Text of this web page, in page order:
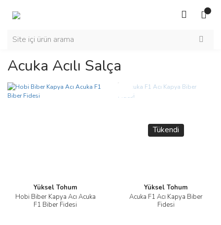
Acuka Acılı Salça
Yüksel Tohum
Hobi Biber Kapya Acı Acuka
F1 Biber Fidesi
Tükendi
Yüksel Tohum
Acuka F1 Acı Kapya Biber
Fidesi